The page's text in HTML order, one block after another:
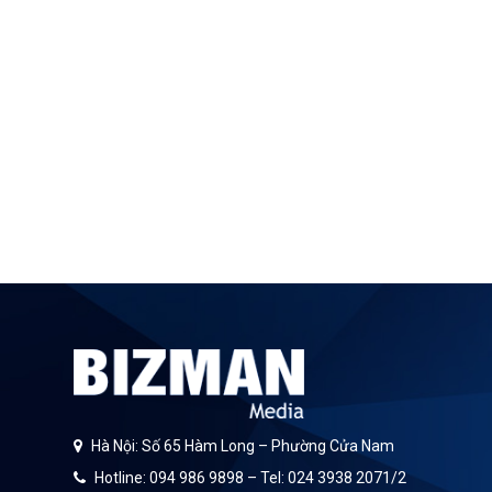
Hà Nội: Số 65 Hàm Long – Phường Cửa Nam
Hotline: 094 986 9898 – Tel: 024 3938 2071/2